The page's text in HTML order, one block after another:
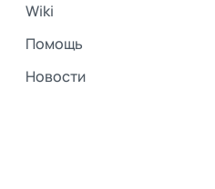
Wiki
Помощь
Новости